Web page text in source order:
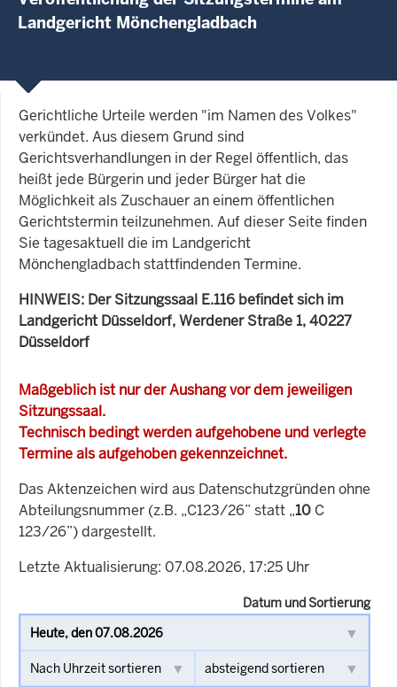
Landgericht Mönchengladbach
Gerichtliche Urteile werden "im Namen des Volkes"
verkündet. Aus diesem Grund sind
Gerichtsverhandlungen in der Regel öffentlich, das
heißt jede Bürgerin und jeder Bürger hat die
Möglichkeit als Zuschauer an einem öffentlichen
Gerichtstermin teilzunehmen. Auf dieser Seite finden
Sie tagesaktuell die im Landgericht
Mönchengladbach stattfindenden Termine.
HINWEIS: Der Sitzungssaal E.116 befindet sich im
Landgericht Düsseldorf, Werdener Straße 1, 40227
Düsseldorf
Maßgeblich ist nur der Aushang vor dem jeweiligen
Sitzungssaal.
Technisch bedingt werden aufgehobene und verlegte
Termine als aufgehoben gekennzeichnet.
Das Aktenzeichen wird aus Datenschutzgründen ohne
Abteilungsnummer (z.B. „C123/26” statt „10 C
123/26”) dargestellt.
Letzte Aktualisierung: 07.08.2026, 17:25 Uhr
Datum und Sortierung